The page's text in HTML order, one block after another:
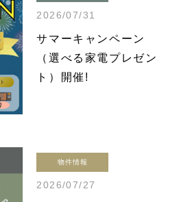
2026/07/31
サマーキャンペーン
（選べる家電プレゼン
ト）開催!
物件情報
2026/07/27